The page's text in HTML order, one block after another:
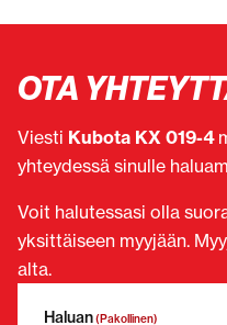
OTA
Viesti Kubota KX 019-4
yhteydessä sinulle
Voit halutessasi olla
yksittäiseen myyjään.
alta.
Haluan(Pakollinen)